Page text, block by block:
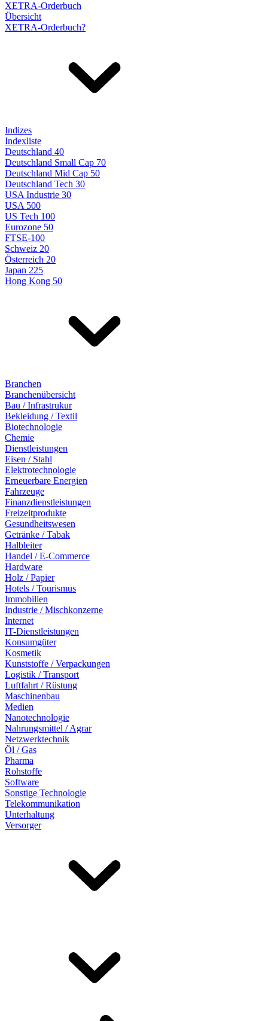
XETRA-Orderbuch
Übersicht
XETRA-Orderbuch?
Indizes
Indexliste
Deutschland 40
Deutschland Small Cap 70
Deutschland Mid Cap 50
Deutschland Tech 30
USA Industrie 30
USA 500
US Tech 100
Eurozone 50
FTSE-100
Schweiz 20
Österreich 20
Japan 225
Hong Kong 50
Branchen
Branchenübersicht
Bau / Infrastrukur
Bekleidung / Textil
Biotechnologie
Chemie
Dienstleistungen
Eisen / Stahl
Elektrotechnologie
Erneuerbare Energien
Fahrzeuge
Finanzdienstleistungen
Freizeitprodukte
Gesundheitswesen
Getränke / Tabak
Halbleiter
Handel / E-Commerce
Hardware
Holz / Papier
Hotels / Tourismus
Immobilien
Industrie / Mischkonzerne
Internet
IT-Dienstleistungen
Konsumgüter
Kosmetik
Kunststoffe / Verpackungen
Logistik / Transport
Luftfahrt / Rüstung
Maschinenbau
Medien
Nanotechnologie
Nahrungsmittel / Agrar
Netzwerktechnik
Öl / Gas
Pharma
Rohstoffe
Software
Sonstige Technologie
Telekommunikation
Unterhaltung
Versorger